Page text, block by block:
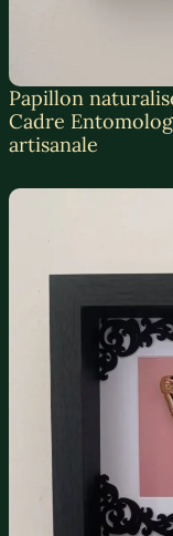
Papillon
Cadre
artisanale